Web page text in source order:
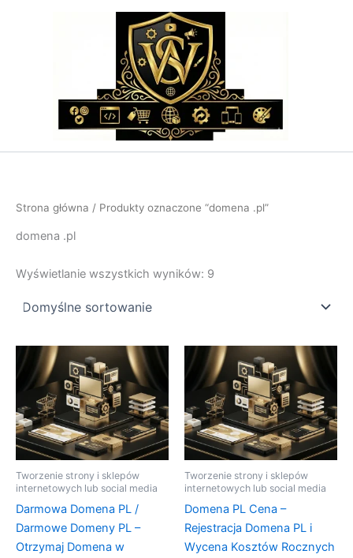
Strona główna / Produkty oznaczone “domena .pl”
domena .pl
Wyświetlanie wszystkich wyników: 9
Tworzenie strony i sklepów
internetowych lub social media
Darmowa Domena PL /
Darmowe Domeny PL –
Otrzymaj Domena w
Tworzenie strony i sklepów
internetowych lub social media
Domena PL Cena –
Rejestracja Domena PL i
Wycena Kosztów Rocznych